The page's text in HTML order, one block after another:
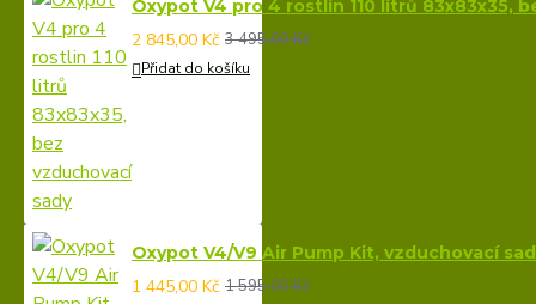
Oxypot V4 pro 4 rostlin 110 litrů 83x83x35,
2 845,00 Kč 3 495,00 Kč
Přidat do košíku
Oxypot V4/V9 Air Pump Kit, vzduchovací
1 445,00 Kč 1 595,00 Kč